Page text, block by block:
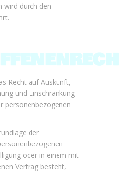
wird durch den
Recht auf Auskunft,
und Einschränkung
personenbezogenen
der
oder in einem mit
Vertrag besteht,